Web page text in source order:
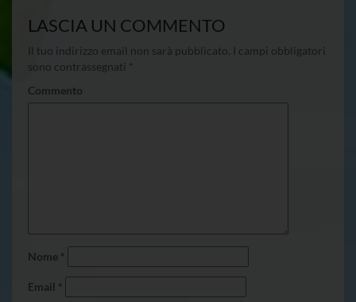
LASCIA UN COMMENTO
Il tuo indirizzo email non sarà pubblicato. I campi obbligatori
sono contrassegnati *
Commento
Nome *
Email *